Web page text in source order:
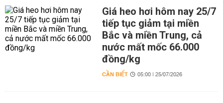
Giá heo hơi hôm nay 25/7
tiếp tục giảm tại miền
Bắc và miền Trung, cả
nước mất mốc 66.000
đồng/kg
CẦN BIẾT 05:00 | 25/07/2026